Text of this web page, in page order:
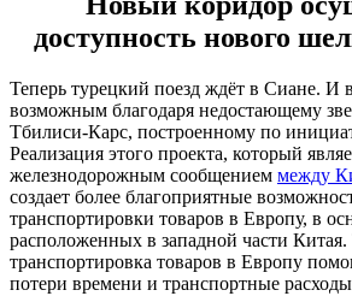
доступность нового
Теперь турецкий поезд ждёт в Сиане. И
возможным благодаря недостающему
Тбилиси-Карс, построенному по
Реализация этого проекта, который
железнодорожным сообщением между
создает более благоприятные
транспортировки товаров в Европу, в
расположенных в западной части Китая.
транспортировка товаров в Европу
потери времени и транспортные